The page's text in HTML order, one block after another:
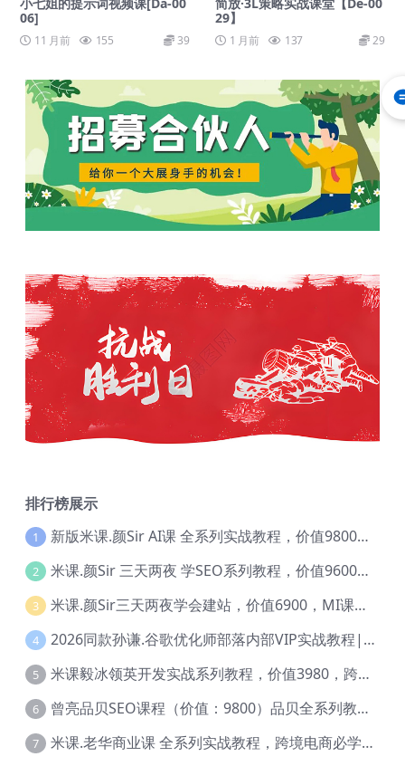
06]
11 月前 155 39
29】
1 月前 137 29
排行榜展示
1 新版米课.颜Sir AI课 全系列实战教程，价值9800，跨境首选！【Ag-0052】
2 米课.颜Sir 三天两夜 学SEO系列教程，价值9600元，跨境人都在学 【Ag-0056】
3 米课.颜Sir三天两夜学会建站，价值6900，MI课甄选课程 【Ag-0055】
4 2026同款孙谦.谷歌优化师部落内部VIP实战教程|价值4999元全网独家解码（官方报名版本）【@034】
5 米课毅冰领英开发实战系列教程，价值3980，跨境必选【Ag-0049】
6 曾亮品贝SEO课程（价值：9800）品贝全系列教程 【Ab-0022】
7 米课.老华商业课 全系列实战教程，跨境电商必学，价值16900元【Ag-0053】